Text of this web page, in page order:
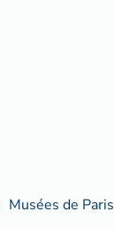
Musées de Paris